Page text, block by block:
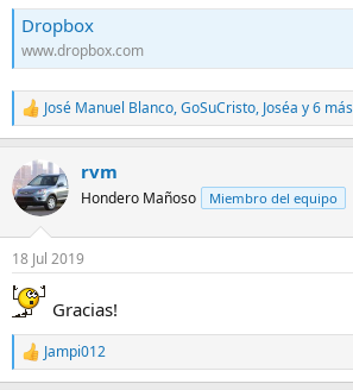
Dropbox
www.dropbox.com
R
e
c
c
i
e
s
:
José Manuel Blanco,GoSuCristo, Joséa y 6 más
rvm
Hondero Mañoso Miembro del equipo
18 Jul 2019
Gracias!
R
e
Jampi012